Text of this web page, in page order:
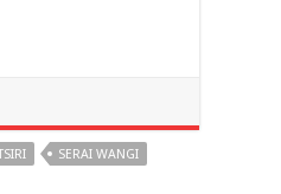
SERAI WANGI